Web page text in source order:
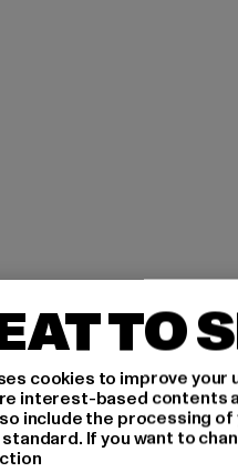
TO
cookies to improve
interest-based contents
include the processing
If you want to